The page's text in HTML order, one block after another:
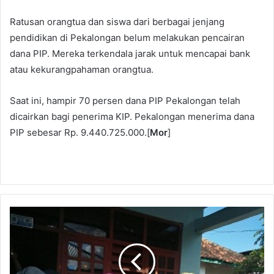
Ratusan orangtua dan siswa dari berbagai jenjang
pendidikan di Pekalongan belum melakukan pencairan
dana PIP. Mereka terkendala jarak untuk mencapai bank
atau kekurangpahaman orangtua.
Saat ini, hampir 70 persen dana PIP Pekalongan telah
dicairkan bagi penerima KIP. Pekalongan menerima dana
PIP sebesar Rp. 9.440.725.000.[Mor]